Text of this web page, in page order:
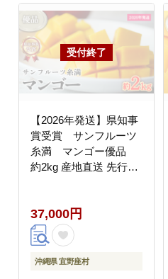
【2026年発送】県知事
賞受賞 サンフルーツ
糸満 マンゴー優品
約2kg 産地直送 先行予
アップル アーウィン種
濃厚 デザート 贅沢 旬
の果物 甘い おすすめ
プレゼント 贈答 冷蔵
37,000円
沖縄県 宜野座村